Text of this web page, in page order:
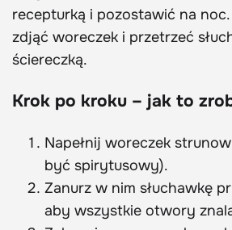
recepturką i pozostawić na
zdjąć woreczek i przetrzeć
ściereczką.
Krok po kroku – jak to
Napełnij woreczek
być spirytusowy).
Zanurz w nim słuchawkę
aby wszystkie otwory